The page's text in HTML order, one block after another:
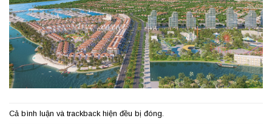
Cả bình luận và trackback hiện đều bị đóng.